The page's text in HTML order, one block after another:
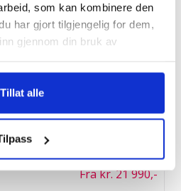
som kan kombinere den
har gjort tilgjengelig for dem,
gjennom din bruk av
Tillat alle
Fra kr. 24 990,-
Fra kr. 21 990,-